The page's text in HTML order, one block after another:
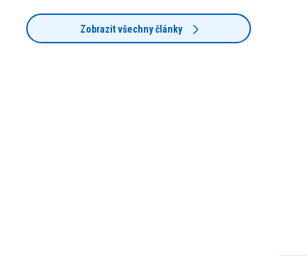
Zobrazit všechny články